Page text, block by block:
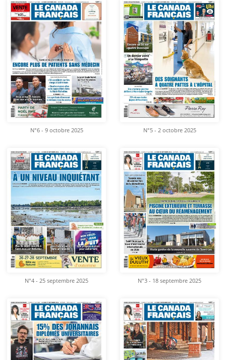
N°6 - 9 octobre 2025 N°5 - 2 octobre 2025
N°4 - 25 septembre 2025 N°3 - 18 septembre 2025